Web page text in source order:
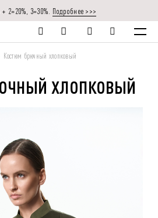
2=20%, 3=30%. Подробнее >>>
Костюм брючный хлопковый
хлопковый